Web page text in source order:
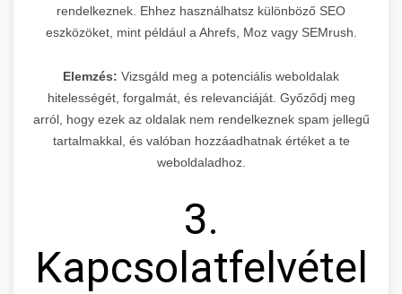
rendelkeznek. Ehhez használhatsz különböző SEO
eszközöket, mint például a Ahrefs, Moz vagy SEMrush.
Elemzés: Vizsgáld meg a potenciális weboldalak
hitelességét, forgalmát, és relevanciáját. Győződj meg
arról, hogy ezek az oldalak nem rendelkeznek spam jellegű
tartalmakkal, és valóban hozzáadhatnak értéket a te
weboldaladhoz.
3.
Kapcsolatfelvétel